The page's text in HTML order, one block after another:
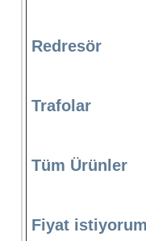
Redresör
Trafolar
Tüm Ürünler
Fiyat